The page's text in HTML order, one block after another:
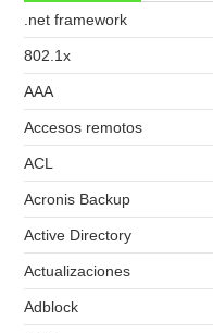
.net framework
802.1x
AAA
Accesos remotos
ACL
Acronis Backup
Active Directory
Actualizaciones
Adblock